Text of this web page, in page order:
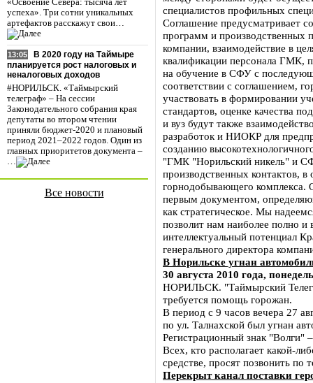
«Освоение Севера: тысяча лет
успеха». Три сотни уникальных
артефактов расскажут свои…
13:05
В 2020 году на Таймыре
планируется рост налоговых и
неналоговых доходов
#НОРИЛЬСК. «Таймырский
телеграф» – На сессии
Законодательного собрания края
депутаты во втором чтении
приняли бюджет-2020 и плановый
период 2021–2022 годов. Один из
главных приоритетов документа –
…
Все новости
специалистов профильных
Соглашение предусматривает
программ и производственных
компании, взаимодействие в
квалификации персонала ГМК,
на обучение в СФУ с
соответствии с соглашением,
участвовать в формировании
стандартов, оценке качества
и вуз будут также
разработок и НИОКР для
созданию
"ГМК "Норильский никель" и
производственных контактов,
горнодобывающего комплекса.
первым документом,
как стратегическое. Мы
позволит нам наиболее полно и
интеллектуальный потенциал
генерального директора
В Норильске угнан
30 августа 2010 года,
НОРИЛЬСК. "Таймырский
требуется помощь горожан.
В период с 9 часов вечера 27
по ул. Талнахской был угнан
Регистрационный знак "Волги"
Всех, кто располагает какой-
средстве, просят позвонить по
Перекрыт канал поставки